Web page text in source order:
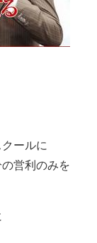
ールに
営利のみを